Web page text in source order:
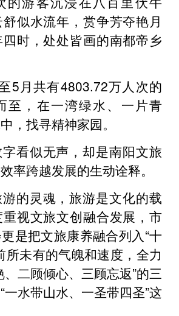
似水流年，赏争芳夺艳月
时，处处皆画的南都帝乡
5月共有4803.72万人次的
至，在一湾绿水、一片青
，找寻精神家园。
看似无声，却是南阳文旅
率跨越发展的生动诠释。
的灵魂，旅游是文化的载
视文旅文创融合发展，市
是把文旅康养融合列入“十
所未有的气魄和速度，全力
、二顾倾心、三顾忘返”的三
一水带山水、一圣带四圣”这